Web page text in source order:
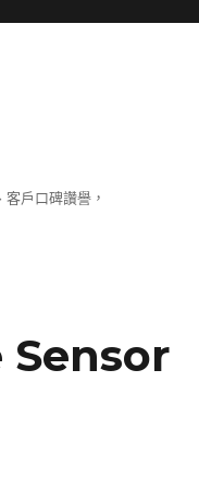
戶口碑讚譽，
Sensor